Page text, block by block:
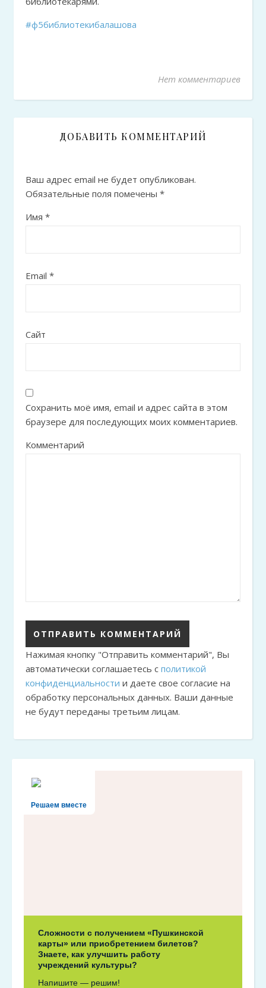
#ф5библиотекибалашова
Нет комментариев
ДОБАВИТЬ КОММЕНТАРИЙ
Ваш адрес email не будет опубликован.
Обязательные поля помечены *
Имя *
Email *
Сайт
Сохранить моё имя, email и адрес сайта в этом
браузере для последующих моих комментариев.
Комментарий
Нажимая кнопку "Отправить комментарий", Вы
автоматически соглашаетесь с политикой
конфиденциальности и даете свое согласие на
обработку персональных данных. Ваши данные
не будут переданы третьим лицам.
Решаем вместе
Сложности с получением «Пушкинской
карты» или приобретением билетов?
Знаете, как улучшить работу
учреждений культуры?
Напишите — решим!